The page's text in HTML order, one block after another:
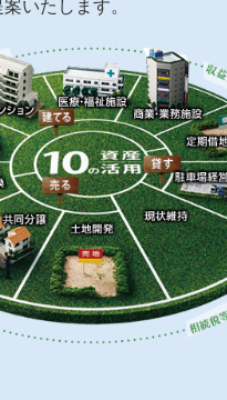
ィ
いたします。